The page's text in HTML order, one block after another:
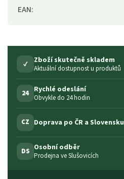
EAN:
✓ Zboží skutečně skladem
Aktuální dostupnost u produktů
24 Rychlé odeslání
Obvykle do 24 hodin
CZ Doprava po ČR a Slovensku
DS Osobní odběr
Prodejna ve Slušovicích